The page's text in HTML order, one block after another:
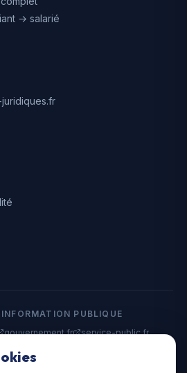
→ salarié
PUBLIQUE
gouvernement.fr
service-public.fr